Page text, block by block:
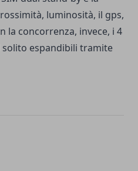
luminosità, il gps,
la concorrenza, invece, i 4
espandibili tramite